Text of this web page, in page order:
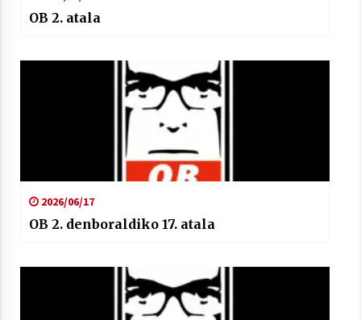
OB 2. atala
2026/06/17
OB 2. denboraldiko 17. atala